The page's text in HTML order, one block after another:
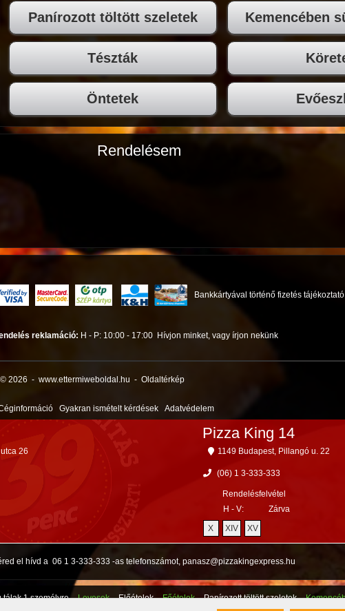
Panírozott töltött szeletek Kemencében
Tészták
Öntetek
Rendelésem
Bankkártyával történő fizetés tájékoztató
reklamáció: H - P: 10:00 - 17:00 Hívjon minket, vagy írjon nekünk
2026 - www.ettermiweboldal.hu - Oldaltérkép
tálak 1 személyre Levesek Előételek Főételek Panírozott töltött szeletek
Gyakran ismételt kérdések Adatvédelem
26
Pizza King 14
1149 Budapest, Pillangó u. 22
(06) 1 3-333-333
Rendelésfelvétel
H - V:
Zárva
X XIV XV
el hívd a 06 1 3-333-333 -as telefonszámot, panasz@pizzakingexpress.hu